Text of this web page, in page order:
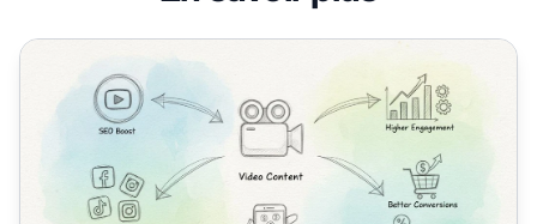
Comment le contenu vidéo peut-il améliorer les